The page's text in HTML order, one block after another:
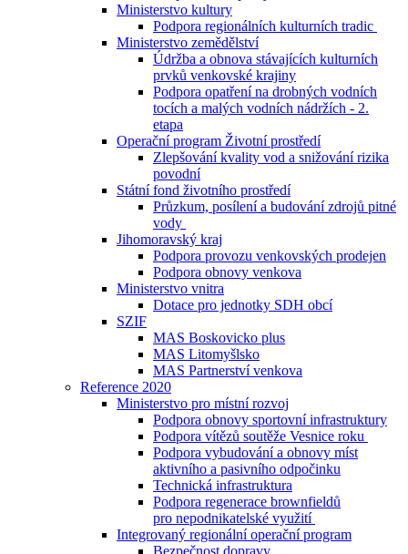
Ministerstvo kultury
Podpora regionálních kulturních tradic
Ministerstvo zemědělství
Údržba a obnova stávajících kulturních
prvků venkovské krajiny
Podpora opatření na drobných vodních
tocích a malých vodních nádržích - 2.
etapa
Operační program Životní prostředí
Zlepšování kvality vod a snižování rizika
povodní
Státní fond životního prostředí
Průzkum, posílení a budování zdrojů pitné
vody
Jihomoravský kraj
Podpora provozu venkovských prodejen
Podpora obnovy venkova
Ministerstvo vnitra
Dotace pro jednotky SDH obcí
SZIF
MAS Boskovicko plus
MAS Litomyšlsko
MAS Partnerství venkova
Reference 2020
Ministerstvo pro místní rozvoj
Podpora obnovy sportovní infrastruktury
Podpora vítězů soutěže Vesnice roku
Podpora vybudování a obnovy míst
aktivního a pasivního odpočinku
Technická infrastruktura
Podpora regenerace brownfieldů
pro nepodnikatelské využití
Integrovaný regionální operační program
Bezpečnost dopravy